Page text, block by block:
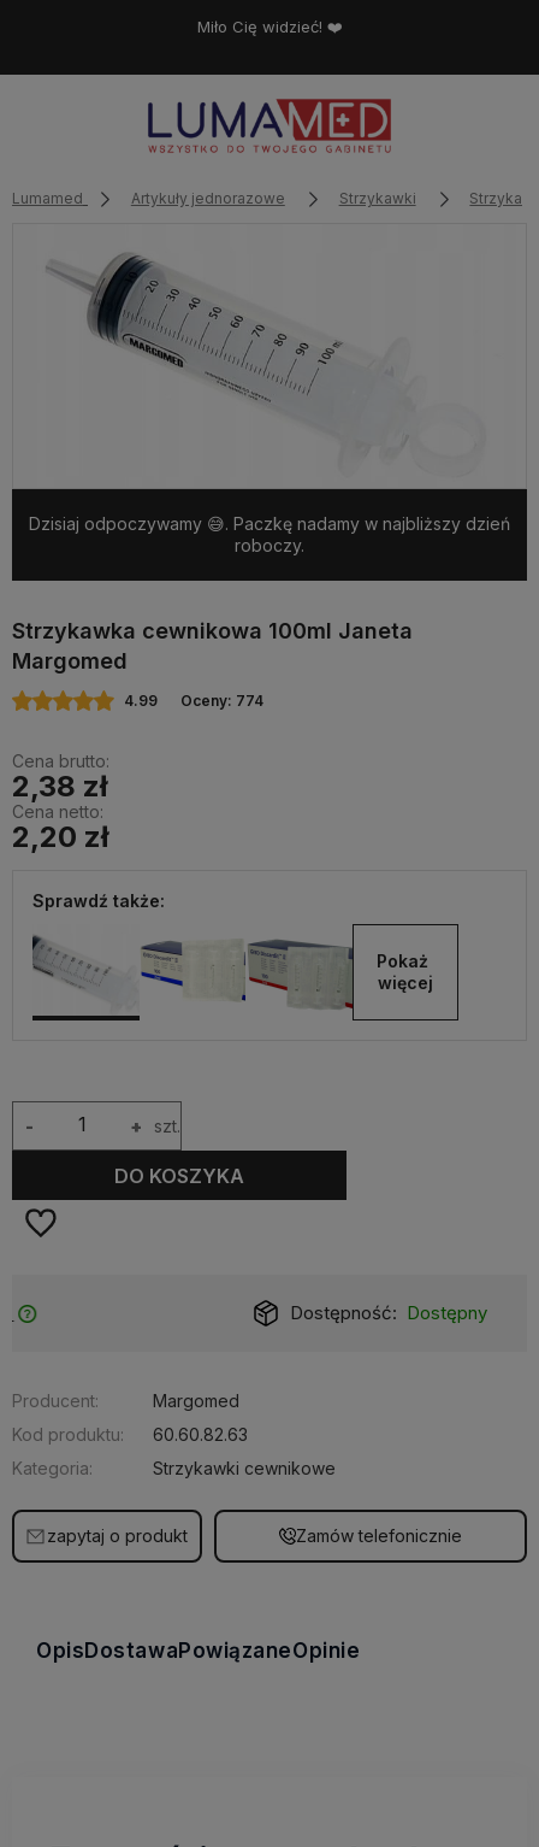
Miło Cię widzieć! ❤️
Lumamed Artykuły jednorazowe Strzykawki
Dzisiaj odpoczywamy 😅. Paczkę nadamy w najbliższy dzień
roboczy.
Strzykawka cewnikowa 100ml Janeta
Margomed
4.99 Oceny: 774
Cena brutto:
2,38 zł
Cena netto:
2,20 zł
Sprawdź także:
Pokaż
więcej
+
- szt.
DO KOSZYKA
Dostępność: Dostępny
Producent:
Margomed
Kod produktu:
60.60.82.63
Kategoria:
Strzykawki cewnikowe
zapytaj o produkt Zamów telefonicznie
Opis Dostawa PowiązaneOpinie